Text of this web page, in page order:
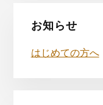
最
初
の
お知らせ
はじめての方へ